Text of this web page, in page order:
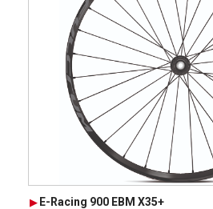
E-Racing 900 EBM X35+